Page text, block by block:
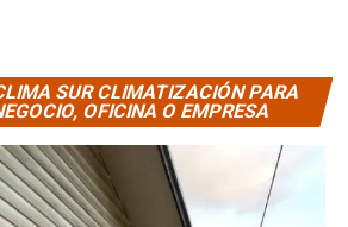
SUR CLIMATIZACIÓN PARA
OFICINA O EMPRESA